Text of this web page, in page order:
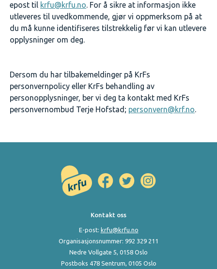
epost til krfu@krfu.no. For å sikre at informasjon ikke
utleveres til uvedkommende, gjør vi oppmerksom på at
du må kunne identifiseres tilstrekkelig før vi kan utlevere
opplysninger om deg.
Dersom du har tilbakemeldinger på KrFs
personvernpolicy eller KrFs behandling av
personopplysninger, ber vi deg ta kontakt med KrFs
personvernombud Terje Hofstad; personvern@krf.no.
Kontakt oss
E-post: krfu@krfu.no
Organisasjonsnummer: 992 329 211
Nedre Vollgate 5, 0158 Oslo
Postboks 478 Sentrum, 0105 Oslo